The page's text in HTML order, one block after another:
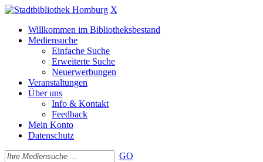
X
Willkommen im Bibliotheksbestand
Mediensuche
Einfache Suche
Erweiterte Suche
Neuerwerbungen
Veranstaltungen
Über uns
Info & Kontakt
Feedback
Mein Konto
Datenschutz
GO